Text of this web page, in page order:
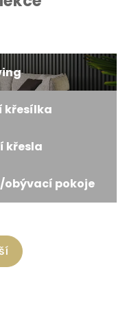
křesílka
křesla
obývací pokoje